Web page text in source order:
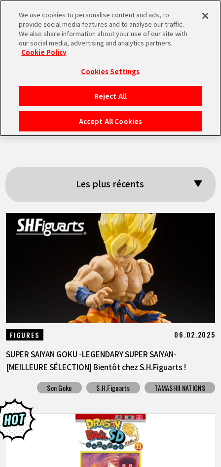
MEN
ACCUEIL
NEWS
À NE PAS MANQUER
VIDÉOS
ARTICLES
JP
EN FR DE ES
Résultats de la
recherche: 「Son
Goku」
Les plus récents
FIGURES 06.02.2025
SUPER SAIYAN GOKU -LEGENDARY SUPER SAIYAN-
[MEILLEURE SÉLECTION] Bientôt chez S.H.Figuarts !
Son Goku S.H.Figuarts TAMASHII NATIONS
We use cookies to personalise content and ads, to
provide social media features and to analyse our traffic.
We also share information about your use of our site with
our social media, advertising and analytics partners.
Cookie Policy
Cookies Settings
Reject All
Accept All Cookies